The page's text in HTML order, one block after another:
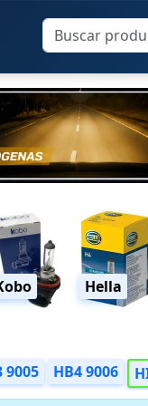
Hella
9005 HB4 9006